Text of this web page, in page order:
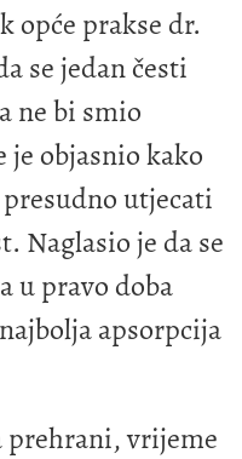
opće prakse dr.
se jedan česti
ne bi smio
objasnio kako
utjecati
Naglasio je da se
u pravo doba
apsorpcija
prehrani, vrijeme